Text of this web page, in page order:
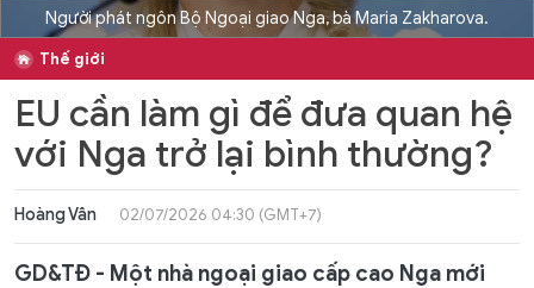
Người phát ngôn Bộ Ngoại giao Nga, bà Maria Zakharova.
Thế giới
EU cần làm gì để đưa quan hệ
với Nga trở lại bình thường?
Hoàng Vân 02/07/2026 04:30 (GMT+7)
GD&TĐ - Một nhà ngoại giao cấp cao Nga mới